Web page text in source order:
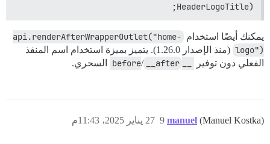
HeaderLogoTitle);
يمكنك أيضًا استخدام api.renderAfterWrapperOutlet("home-
logo")
(منذ الإصدار 1.26.0). يتميز بميزة استخدام اسم المنفذ
الفعلي دون توفير
/ __after السحري.
manuel (Manuel Kostka) 27 يناير 2025، 11:43م 9